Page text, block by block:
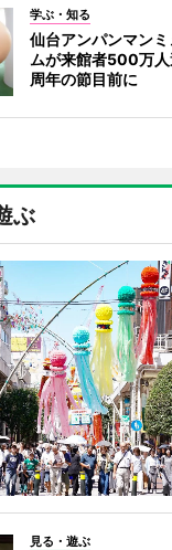
学ぶ・知る
仙台アンパンマン
ムが来館者500万
周年の節目前に
ぶ
見る・遊ぶ